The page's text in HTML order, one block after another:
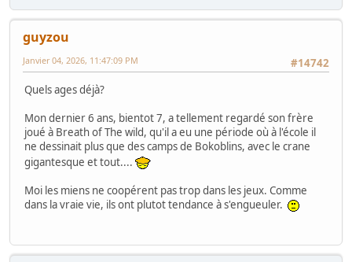
guyzou
#14742
Janvier 04, 2026, 11:47:09 PM
Quels ages déjà?
Mon dernier 6 ans, bientot 7, a tellement regardé son frère
joué à Breath of The wild, qu'il a eu une période où à l'école il
ne dessinait plus que des camps de Bokoblins, avec le crane
gigantesque et tout....
Moi les miens ne coopérent pas trop dans les jeux. Comme
dans la vraie vie, ils ont plutot tendance à s'engueuler.